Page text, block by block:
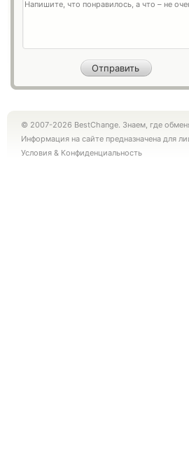
© 2007-2026 BestChange. Знаем, где
Информация на сайте предназначена для
Условия & Конфиденциальность